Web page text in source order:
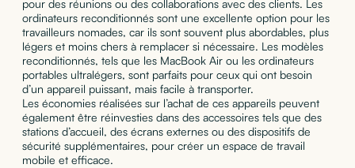
pour des réunions ou des collaborations avec des clients. Les
ordinateurs reconditionnés sont une excellente option pour les
travailleurs nomades, car ils sont souvent plus abordables, plus
légers et moins chers à remplacer si nécessaire. Les modèles
reconditionnés, tels que les MacBook Air ou les ordinateurs
portables ultralégers, sont parfaits pour ceux qui ont besoin
d’un appareil puissant, mais facile à transporter.
Les économies réalisées sur l’achat de ces appareils peuvent
également être réinvesties dans des accessoires tels que des
stations d’accueil, des écrans externes ou des dispositifs de
sécurité supplémentaires, pour créer un espace de travail
mobile et efficace.